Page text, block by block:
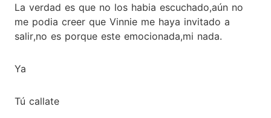
La verdad es que no los habia escuchado,aún no
me podia creer que Vinnie me haya invitado a
salir,no es porque este emocionada,mi nada.
Ya
Tú callate